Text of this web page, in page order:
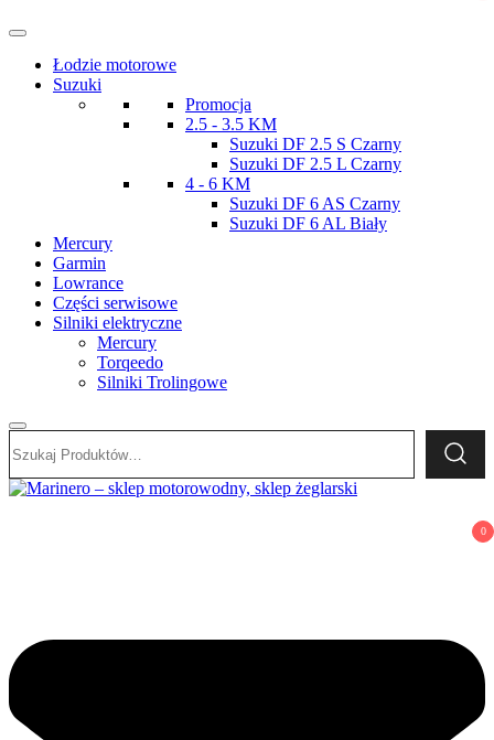
Łodzie motorowe
Suzuki
Promocja
2.5 - 3.5 KM
Suzuki DF 2.5 S Czarny
Suzuki DF 2.5 L Czarny
4 - 6 KM
Suzuki DF 6 AS Czarny
Suzuki DF 6 AL Biały
Mercury
Garmin
Lowrance
Części serwisowe
Silniki elektryczne
Mercury
Torqeedo
Silniki Trolingowe
0